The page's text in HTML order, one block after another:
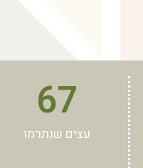
67
עצים שנתרמו